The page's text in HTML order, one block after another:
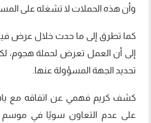
وأن هذه الحملات لا تشغله على
كما تطرق إلى ما حدث خلال عرض
إلى أن العمل تعرض لحملة هجوم،
تحديد الجهة المسؤولة عنها.
كشف كريم فهمي عن اتفاقه مع
على عدم التعاون سويًا في موسم